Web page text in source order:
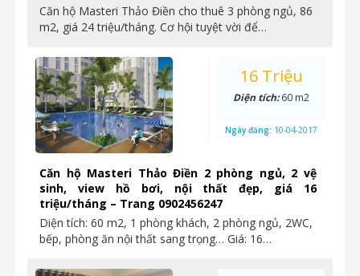
Căn hộ Masteri Thảo Điền cho thuê 3 phòng ngủ, 86
m2, giá 24 triệu/tháng. Cơ hội tuyệt vời để…
Căn hộ Masteri Thảo Điền 2 phòng ngủ, 2 vệ
sinh, view hồ bơi, nội thất đẹp, giá 16
triệu/tháng – Trang 0902456247
Diện tích: 60 m2, 1 phòng khách, 2 phòng ngủ, 2WC,
bếp, phòng ăn nội thất sang trọng… Giá: 16…
16 Triệu
Diện tích:60 m2
Ngày đăng: 10-04-2017